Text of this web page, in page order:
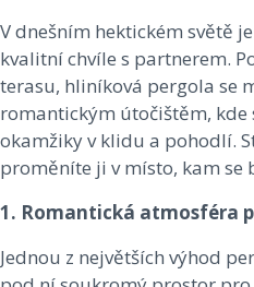
V dnešním hektickém světě
kvalitní chvíle s partnerem.
terasu, hliníková pergola se
romantickým útočištěm, kde
okamžiky v klidu a pohodlí.
proměníte ji v místo, kam se
1. Romantická atmosféra
Jednou z největších výhod